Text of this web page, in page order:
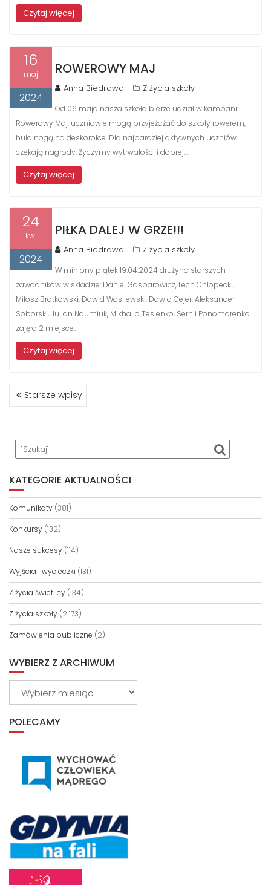
Czytaj więcej
16
maj
2024
ROWEROWY MAJ
Anna Biedrawa Z życia szkoły
Od 06 maja nasza szkoła bierze udział w kampanii
Rowerowy Maj, uczniowie mogą przyjeżdżać do szkoły rowerem,
hulajnogą na deskorolce. Dla najbardziej aktywnych uczniów
czekają nagrody. Życzymy wytrwałości i dobrej…
Czytaj więcej
24
kwi
2024
PIŁKA DALEJ W GRZE!!!
Anna Biedrawa Z życia szkoły
W miniony piątek 19.04.2024 drużyna starszych
zawodników w składzie: Daniel Gasparowicz, Lech Chłopecki,
Miłosz Bratkowski, Dawid Wasilewski, Dawid Cejer, Aleksander
Soborski, Julian Naumiuk, Mikhailo Teslenko, Serhii Ponomarenko
zajęła 2 miejsce…
Czytaj więcej
NAWIGACJA
POStarsze wpisy
KATEGORIE AKTUALNOŚCI
Komunikaty (381)
Konkursy (132)
Nasze sukcesy (114)
Wyjścia i wycieczki (131)
Z życia świetlicy (134)
Z życia szkoły (2 173)
Zamówienia publiczne (2)
WYBIERZ Z ARCHIWUM
POLECAMY